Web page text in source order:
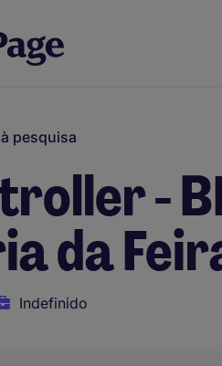
pesquisa
-
da
Indefinido